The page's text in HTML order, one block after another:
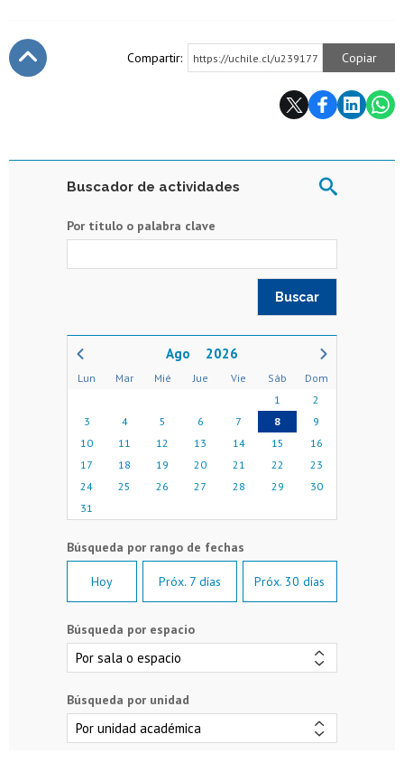
Compartir: https://uchile.cl/u239177 Copiar
Buscador de actividades
Por título o palabra clave
2026
Lun Mar Mié Jue Vie Sáb
Dom
1
2
3
4 5 6 7 8
9
10
11 12 13 14 15
16
17
18 19 20 21 22
23
24
25 26 27 28 29
30
31
Hoy Próx. 7 días Próx. 30 días
Búsqueda por espacio
Búsqueda por unidad